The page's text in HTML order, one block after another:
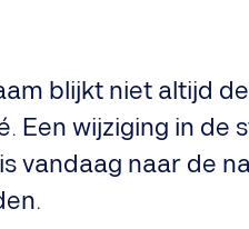
blijkt niet altijd
Een wijziging in
naar de